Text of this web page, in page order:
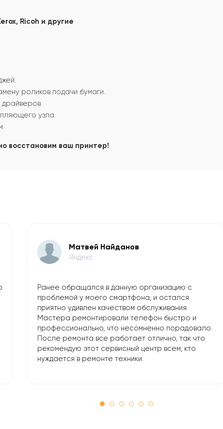
Ricoh и другие
роликов подачи бумаги.
узла.
восстановим ваш принтер!
Матвей Найданов
Яндекс
Ранее обращался в данную организацию с
проблемой у моего смартфона, и остался
приятно удивлен качеством обслуживания.
Мастера ремонтировали телефон быстро и
профессионально, что несомненно порадовало.
После ремонта все работает отлично, так что
рекомендую этот сервисный центр всем, кто
нуждается в ремонте техники.